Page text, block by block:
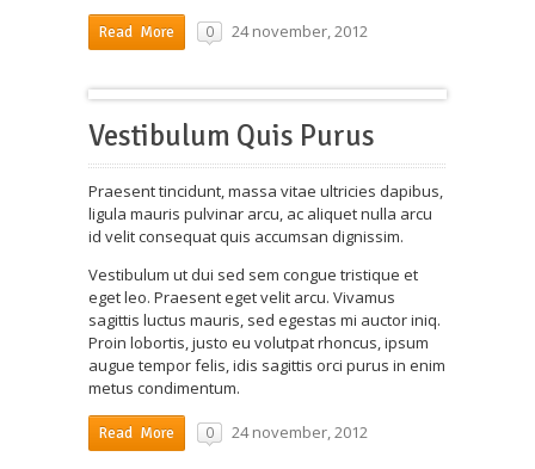
Read More 0 24 november, 2012
Vestibulum Quis Purus
Praesent tincidunt, massa vitae ultricies dapibus,
ligula mauris pulvinar arcu, ac aliquet nulla arcu
id velit consequat quis accumsan dignissim.
Vestibulum ut dui sed sem congue tristique et
eget leo. Praesent eget velit arcu. Vivamus
sagittis luctus mauris, sed egestas mi auctor iniq.
Proin lobortis, justo eu volutpat rhoncus, ipsum
augue tempor felis, idis sagittis orci purus in enim
metus condimentum.
Read More 0 24 november, 2012